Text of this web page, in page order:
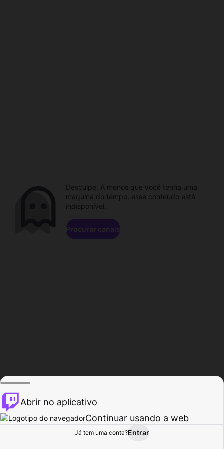
Procurar Atividade
Desculpe. A menos que você tenha uma
máquina do tempo, esse conteúdo está
indisponível.
Procurar canais
Abrir no aplicativo
Continuar usando a web
Já tem uma conta?Entrar